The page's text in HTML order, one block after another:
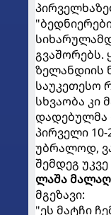
გვაშორებს.
ზელანდიის
საუკეთესო
სხვაობა კი
დადებულმა
პირველი 10-
უბრალოდ,
შემდეგ
ლაშა
მგეზავი:
"ეს მატჩი